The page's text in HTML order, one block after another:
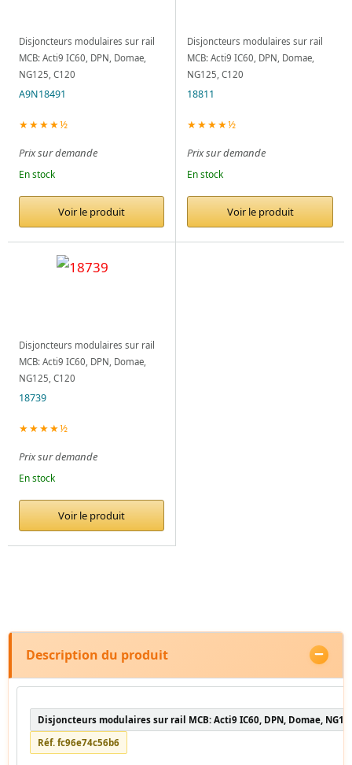
Disjoncteurs modulaires sur rail
MCB: Acti9 IC60, DPN, Domae,
NG125, C120
A9N18491
★★★★½
Prix sur demande
En stock
Voir le produit
Disjoncteurs modulaires sur rail
MCB: Acti9 IC60, DPN, Domae,
NG125, C120
18811
★★★★½
Prix sur demande
En stock
Voir le produit
Disjoncteurs modulaires sur rail
MCB: Acti9 IC60, DPN, Domae,
NG125, C120
18739
★★★★½
Prix sur demande
En stock
Voir le produit
Description du produit
Disjoncteurs modulaires sur rail MCB: Acti9 IC60, DPN, Domae,
Réf. fc96e74c56b6